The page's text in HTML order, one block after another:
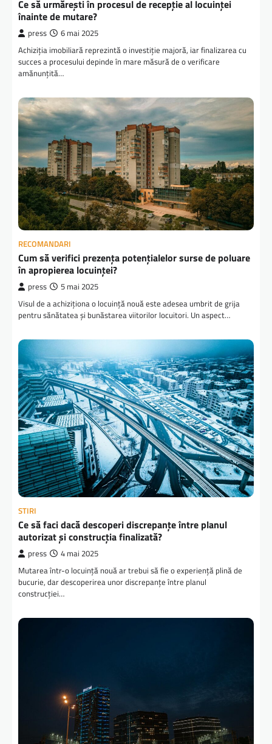
Ce să urmărești în procesul de recepție al locuinței
înainte de mutare?
press 6 mai 2025
Achiziția imobiliară reprezintă o investiție majoră, iar finalizarea cu
succes a procesului depinde în mare măsură de o verificare
amănunțită…
RECOMANDARI
Cum să verifici prezența potențialelor surse de poluare
în apropierea locuinței?
press 5 mai 2025
Visul de a achiziționa o locuință nouă este adesea umbrit de grija
pentru sănătatea și bunăstarea viitorilor locuitori. Un aspect…
STIRI
Ce să faci dacă descoperi discrepanțe între planul
autorizat și construcția finalizată?
press 4 mai 2025
Mutarea într-o locuință nouă ar trebui să fie o experiență plină de
bucurie, dar descoperirea unor discrepanțe între planul
construcției…